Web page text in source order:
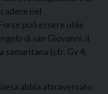
nel
può essere utile
di san Giovanni, il
samaritana (cfr. Gv 4,
abbia attraversato